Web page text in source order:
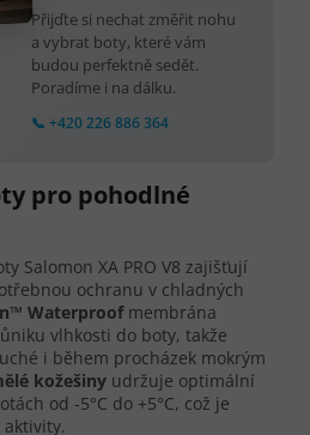
Přijďte si nechat změřit nohu
a vybrat boty, které vám
budou perfektně sedět.
Poradíme i na dálku.
📞 +420 226 886 364
pro pohodlné
Salomon XA PRO V8 zajišťují
ochranu v chladných
Waterproofmembrána
vlhkosti do boty, takže
i během procházek mokrým
kožešiny udržuje optimální
od -5°C do +5°C, což je